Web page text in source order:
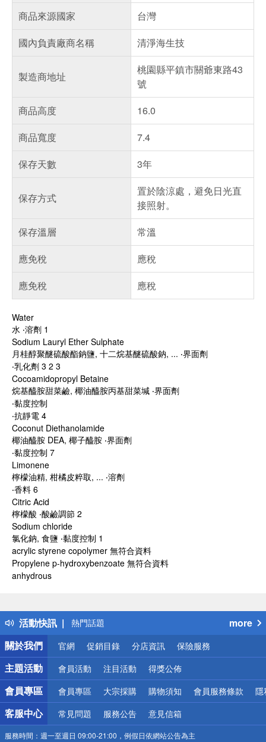
商品來源國家
台灣
國內負責廠商名稱
清淨海生技
製造商地址
桃園縣平鎮市關爺東路43
號
商品高度
16.0
商品寬度
7.4
保存天數
3年
保存方式
置於陰涼處，避免日光直
接照射。
保存溫層
常溫
應免稅
應稅
應免稅
應稅
Water
水 ‧溶劑 1
Sodium Lauryl Ether Sulphate
月桂醇聚醚硫酸酯鈉鹽, 十二烷基醚硫酸鈉, ... ‧界面劑
‧乳化劑 3 2 3
Cocoamidopropyl Betaine
烷基醯胺甜菜鹼, 椰油醯胺丙基甜菜堿 ‧界面劑
‧黏度控制
‧抗靜電 4
Coconut Diethanolamide
椰油醯胺 DEA, 椰子醯胺 ‧界面劑
‧黏度控制 7
Limonene
檸檬油精, 柑橘皮粹取, ... ‧溶劑
‧香料 6
Citric Acid
檸檬酸 ‧酸鹼調節 2
Sodium chloride
氯化鈉, 食鹽 ‧黏度控制 1
acrylic styrene copolymer 無符合資料
Propylene p-hydroxybenzoate 無符合資料
anhydrous
活動快訊
得獎公告
熱門話題
銀行優惠
偏遠地區配送
詐騙網頁！請小心！
more
關於我們
官網 促銷目錄 分店資訊 保險服務
主題活動 會員活動 注目活動 得獎公佈
會員專區 會員專區 大宗採購 購物須知 會員服務條款 隱
客服中心 常見問題 服務公告 意見信箱
服務時間： 週一至週日 09:00-21:00，例假日依網站公告為主